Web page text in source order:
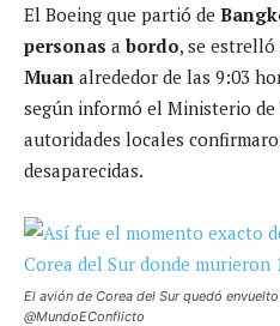
El Boeing que partió de
personas a bordo, se estrelló
Muan alrededor de las 9:03
según informó el Ministerio
autoridades locales
desaparecidas.
El avión de Corea del Sur quedó
@MundoEConflicto